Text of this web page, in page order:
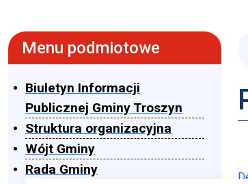
Menu podmiotowe
Biuletyn Informacji
Publicznej Gminy Troszyn
Struktura organizacyjna
Wójt Gminy
Rada Gminy